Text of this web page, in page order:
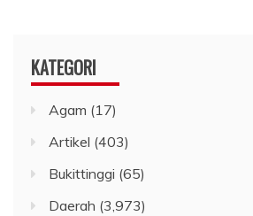
KATEGORI
Agam (17)
Artikel (403)
Bukittinggi (65)
Daerah (3,973)